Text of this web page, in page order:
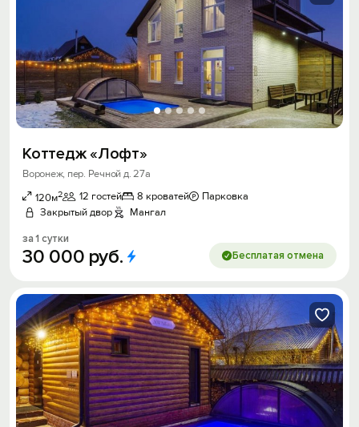
Коттедж «Лофт»
Воронеж, пер. Речной д. 27а
120м2 12 гостей 8 кроватей
Парковка
Закрытый двор
Мангал
за 1 сутки
30 000 руб. Бесплатая отмена